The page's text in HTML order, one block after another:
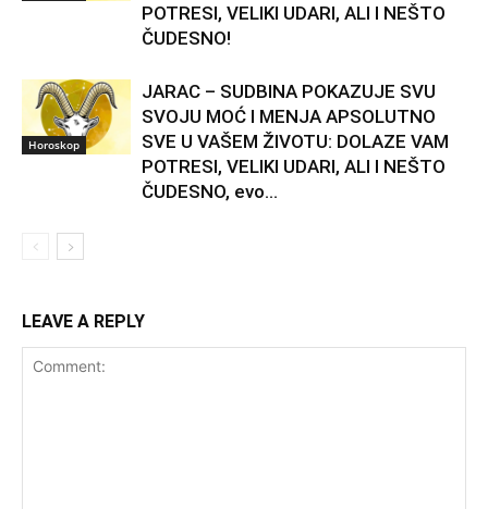
POTRESI, VELIKI UDARI, ALI I NEŠTO
ČUDESNO!
Horoskop
JARAC – SUDBINA POKAZUJE SVU
SVOJU MOĆ I MENJA APSOLUTNO
SVE U VAŠEM ŽIVOTU: DOLAZE VAM
POTRESI, VELIKI UDARI, ALI I NEŠTO
ČUDESNO, evo...
LEAVE A REPLY